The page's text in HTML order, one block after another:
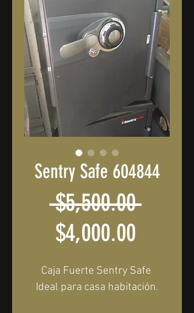
Sentry Safe 604844
$5,500.00 Precio
$4,000.00Precio
de
oferta
Caja Fuerte Sentry Safe
Ideal para casa habitación.